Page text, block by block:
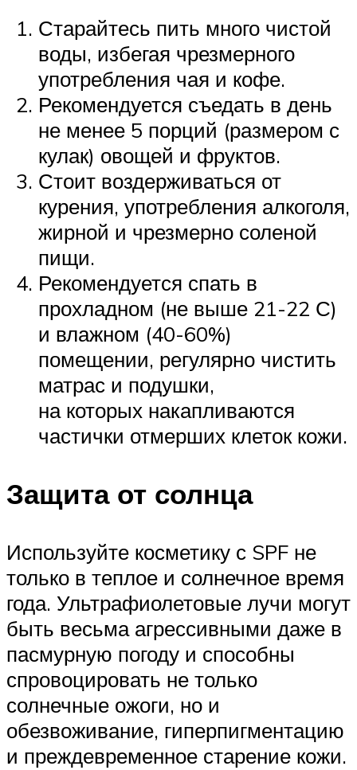
Старайтесь пить много чистой
воды, избегая чрезмерного
употребления чая и кофе.
Рекомендуется съедать в день
не менее 5 порций (размером с
кулак) овощей и фруктов.
Стоит воздерживаться от
курения, употребления алкоголя,
жирной и чрезмерно соленой
пищи.
Рекомендуется спать в
прохладном (не выше 21-22 С)
и влажном (40-60%)
помещении, регулярно чистить
матрас и подушки,
на которых накапливаются
частички отмерших клеток кожи.
Защита от солнца
Используйте косметику с SPF не
только в теплое и солнечное время
года. Ультрафиолетовые лучи могут
быть весьма агрессивными даже в
пасмурную погоду и способны
спровоцировать не только
солнечные ожоги, но и
обезвоживание, гиперпигментацию
и преждевременное старение кожи.